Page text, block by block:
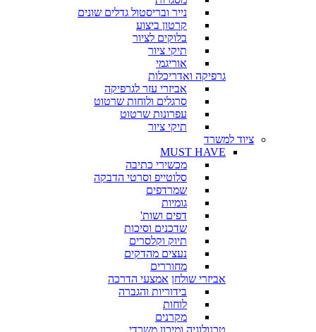
נייר ובריסטול גדלים שונים
קרטון ביצוע
בלוקים לציור
תיקי ציור
אוריגמי
גרפיקה ואדריכלות
אביזרי עזר לגרפיקה
סרגלים ולוחות שרטוט
עפרונות שרטוט
תיקי ציור
ציוד למשרד
MUST HAVE
מכשירי כתיבה
סלוטייפ וסרטי הדבקה
שמרדפים
גומיות
דפים ושות'
שדכנים וסיכות
תיוק וקלסרים
נעצים מהדקים
מחוררים
אביזרי שולחן אמצעי הדרכה
בידוריות והגברה
לוחות
מקרנים
טכנולוגיה ומיכון משרדי